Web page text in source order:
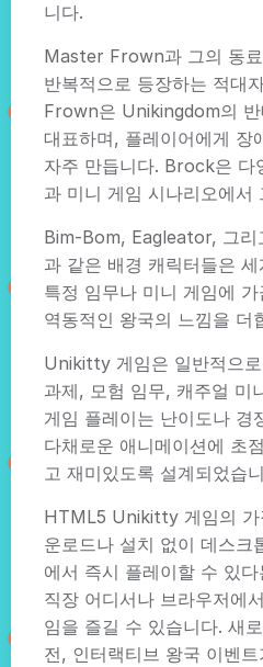
니다.
Master Frown과 그의 동
반복적으로 등장하는 적대
Frown은 Unikingdom의
대표하며, 플레이어에게 장
자주 만듭니다. Brock은 다
과 미니 게임 시나리오에서
Bim-Bom, Eagleator, 그
과 같은 배경 캐릭터들은
특정 임무나 미니 게임에
역동적인 왕국의 느낌을 더
Unikitty 게임은 일반적으
과제, 모험 임무, 캐주얼 미
게임 플레이는 난이도나 경
다채로운 애니메이션에 초
고 재미있도록 설계되었습
HTML5 Unikitty 게임의 가
운로드나 설치 없이 데스크
에서 즉시 플레이할 수 있
직장 어디서나 브라우저에
임을 즐길 수 있습니다. 새
전, 인터랙티브 왕국 이벤